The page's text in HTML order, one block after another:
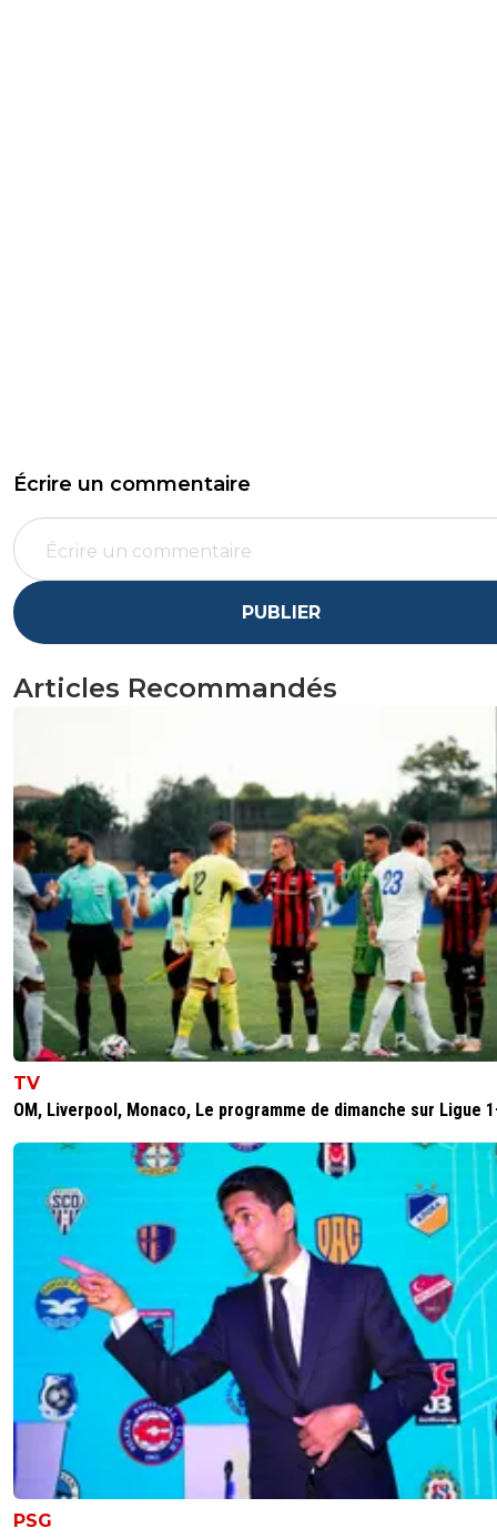
Écrire un commentaire
PUBLIER
Articles Recommandés
TV
OM, Liverpool, Monaco, Le programme de dimanche sur Ligue
PSG